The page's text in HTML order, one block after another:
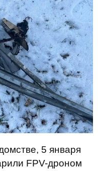
5 января
FPV-дроном